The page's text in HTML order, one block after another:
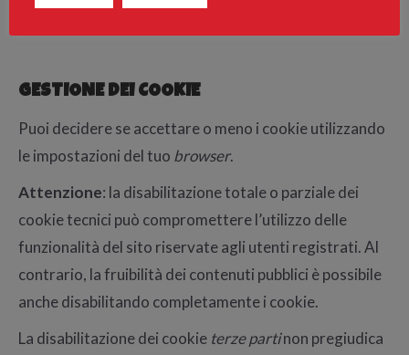
GESTIONE DEI COOKIE
Puoi decidere se accettare o meno i cookie utilizzando
le impostazioni del tuo browser.
Attenzione: la disabilitazione totale o parziale dei
cookie tecnici può compromettere l’utilizzo delle
funzionalità del sito riservate agli utenti registrati. Al
contrario, la fruibilità dei contenuti pubblici è possibile
anche disabilitando completamente i cookie.
La disabilitazione dei cookie terze partinon pregiudica